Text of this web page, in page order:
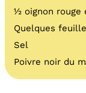
½ oignon rouge
Quelques
Sel
Poivre noir du